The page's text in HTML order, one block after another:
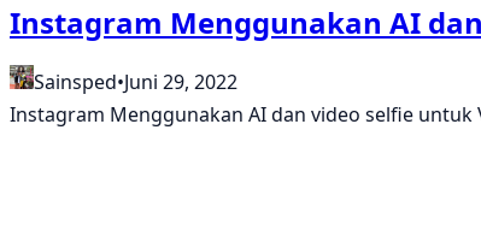
Instagram Menggunakan AI
Sainsped•Juni 29, 2022
Instagram Menggunakan AI dan video selfie